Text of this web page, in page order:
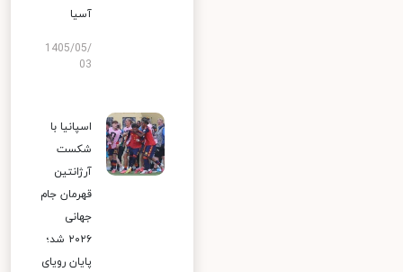
آسیا
1405/05/
03
اسپانیا با
شکست
آرژانتین
قهرمان جام
جهانی
۲۰۲۶ شد؛
پایان رویای